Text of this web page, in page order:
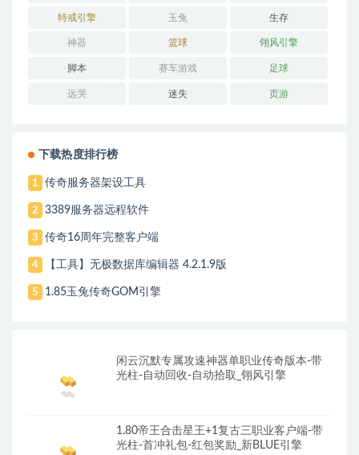
特戒引擎 玉兔 生存
神器 篮球 翎风引擎
脚本 赛车游戏 足球
远哭 迷失 页游
下载热度排行榜
1 传奇服务器架设工具
2 3389服务器远程软件
3 传奇16周年完整客户端
4 【工具】无极数据库编辑器 4.2.1.9版
5 1.85玉兔传奇GOM引擎
闲云沉默专属攻速神器单职业传奇版本-带
光柱-自动回收-自动拾取_翎风引擎
1.80帝王合击星王+1复古三职业客户端-带
光柱-首冲礼包-红包奖励_新BLUE引擎